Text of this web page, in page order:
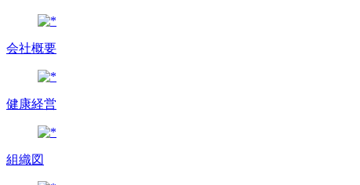
会社概要
健康経営
組織図